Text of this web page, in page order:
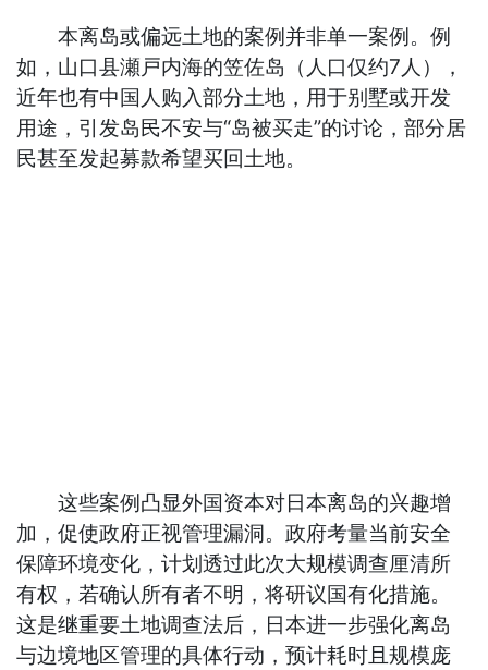
本离岛或偏远土地的案例并非单一案例。例
如，山口县瀬戸内海的笠佐岛（人口仅约7人），
近年也有中国人购入部分土地，用于别墅或开发
用途，引发岛民不安与“岛被买走”的讨论，部分居
民甚至发起募款希望买回土地。
这些案例凸显外国资本对日本离岛的兴趣增
加，促使政府正视管理漏洞。政府考量当前安全
保障环境变化，计划透过此次大规模调查厘清所
有权，若确认所有者不明，将研议国有化措施。
这是继重要土地调查法后，日本进一步强化离岛
与边境地区管理的具体行动，预计耗时且规模庞